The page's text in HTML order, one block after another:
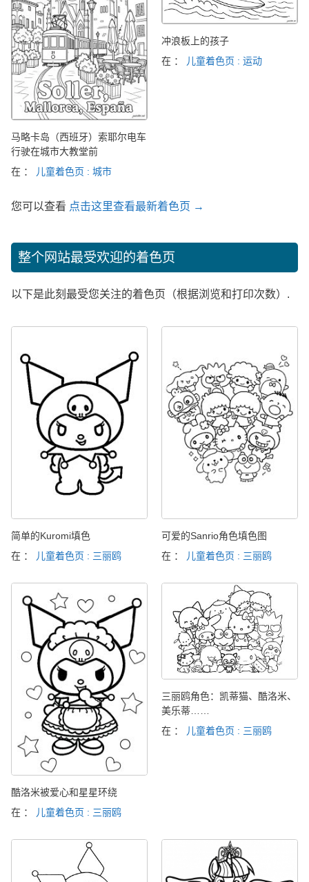
马略卡岛（西班牙）索耶尔电车
行驶在城市大教堂前
在 ：
儿童着色页 : 城市
冲浪板上的孩子
在 ：
儿童着色页 : 运动
您可以查看 点击这里查看最新着色页 →
整个网站最受欢迎的着色页
以下是此刻最受您关注的着色页（根据浏览和打印次数）.
简单的Kuromi填色
在 ：
儿童着色页 : 三丽鸥
可爱的Sanrio角色填色图
在 ：
儿童着色页 : 三丽鸥
酷洛米被爱心和星星环绕
在 ：
儿童着色页 : 三丽鸥
三丽鸥角色：凯蒂猫、酷洛米、
美乐蒂……
在 ：
儿童着色页 : 三丽鸥